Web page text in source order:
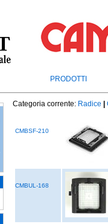
PRODOTTI
Categoria corrente: Radice
CMBSF-210
CMBUL-168